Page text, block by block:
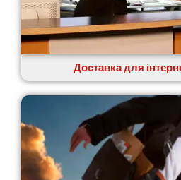
Стоянка
Стрий
Суми
Світловодськ
Святопетрівське
Тальне
Тарасівка
Тернопіль
Тернівка
Трускавець
Тульчин
Доставка для